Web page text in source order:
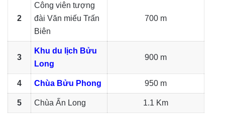
2
Công viên tượng
đài Văn miếu Trấn
Biên
700 m
3
Khu du lịch Bửu
Long
900 m
4 Chùa Bửu Phong 950 m
5 Chùa Ấn Long 1.1 Km